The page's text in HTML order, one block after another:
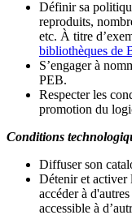
Définir sa
reproduits,
etc. À titre
bibliothèques de
S’engager à
PEB.
Respecter les
promotion du
Conditions
Diffuser son
Détenir et activer
accéder à
accessible à d’